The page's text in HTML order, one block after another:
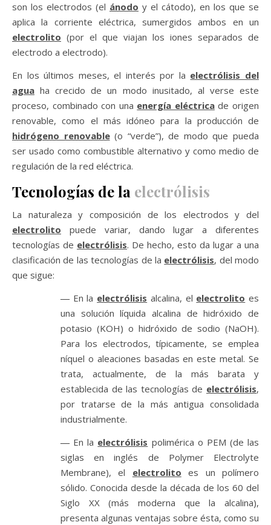
son los electrodos (el ánodo y el cátodo), en los que se
aplica la corriente eléctrica, sumergidos ambos en un
electrolito (por el que viajan los iones separados de
electrodo a electrodo).
En los últimos meses, el interés por la electrólisis del
agua ha crecido de un modo inusitado, al verse este
proceso, combinado con una energía eléctricade origen
renovable, como el más idóneo para la producción de
hidrógeno renovable(o “verde”), de modo que pueda
ser usado como combustible alternativo y como medio de
regulación de la red eléctrica.
Tecnologías de la electrólisis
La naturaleza y composición de los electrodos y del
electrolito puede variar, dando lugar a diferentes
tecnologías de electrólisis. De hecho, esto da lugar a una
clasificación de las tecnologías de la electrólisis, del modo
que sigue:
― En la electrólisis alcalina, el electrolito es
una solución líquida alcalina de hidróxido de
potasio (KOH) o hidróxido de sodio (NaOH).
Para los electrodos, típicamente, se emplea
níquel o aleaciones basadas en este metal. Se
trata, actualmente, de la más barata y
establecida de las tecnologías de electrólisis,
por tratarse de la más antigua consolidada
industrialmente.
― En la electrólisis polimérica o PEM (de las
siglas en inglés de Polymer Electrolyte
Membrane), el electrolito es un polímero
sólido. Conocida desde la década de los 60 del
Siglo XX (más moderna que la alcalina),
presenta algunas ventajas sobre ésta, como su